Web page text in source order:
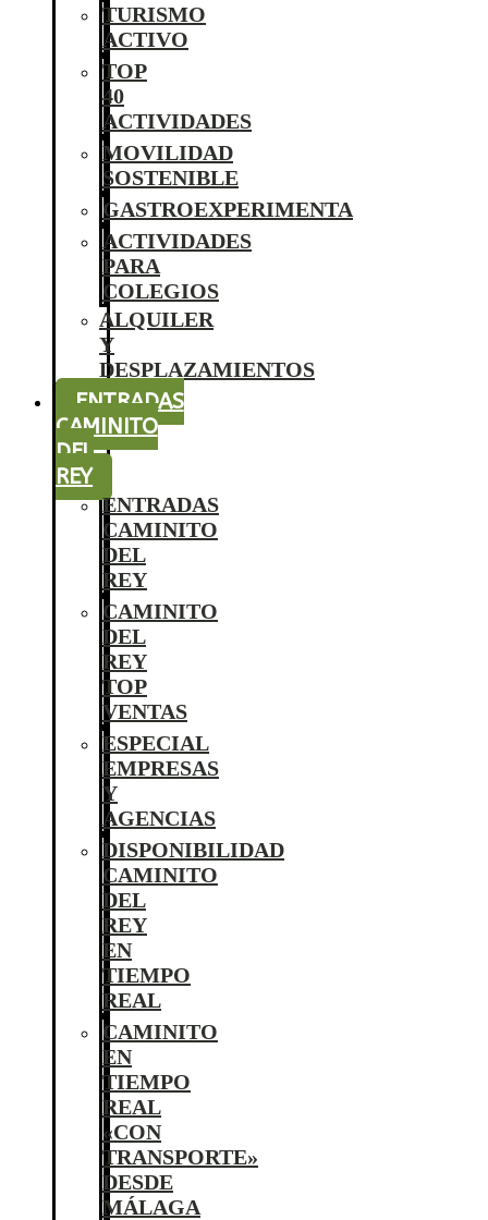
TURISMO
ACTIVO
TOP
40
ACTIVIDADES
MOVILIDAD
SOSTENIBLE
GASTROEXPERIMENTA
ACTIVIDADES
PARA
COLEGIOS
ALQUILER
Y
DESPLAZAMIENTOS
ENTRADAS
CAMINITO
DEL
REY
ENTRADAS
CAMINITO
DEL
REY
CAMINITO
DEL
REY
TOP
VENTAS
ESPECIAL
EMPRESAS
Y
AGENCIAS
DISPONIBILIDAD
CAMINITO
DEL
REY
EN
TIEMPO
REAL
CAMINITO
EN
TIEMPO
REAL
«CON
TRANSPORTE»
DESDE
MÁLAGA